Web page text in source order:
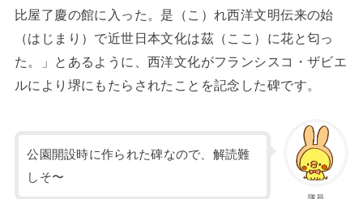
比屋了慶の館に入った。是（こ）れ西洋文明伝来の始
（はじまり）で近世日本文化は茲（ここ）に花と匂っ
た。」とあるように、西洋文化がフランシスコ・ザビエ
ルにより堺にもたらされたことを記念した碑です。
公園開設時に作られた碑なので、解読難
しそ〜